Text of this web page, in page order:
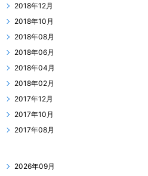
2018年12月
2018年10月
2018年08月
2018年06月
2018年04月
2018年02月
2017年12月
2017年10月
2017年08月
2026年09月